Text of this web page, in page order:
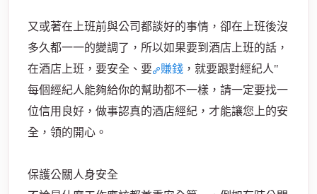
又或著在上班前與公司都談好的事情，卻在上班後沒
多久都一一的變調了，所以如果要到酒店上班的話，
在酒店上班，要安全、要
賺錢 ，就要跟對經紀人"
每個經紀人能夠給你的幫助都不一樣，請一定要找一
位信用良好，做事認真的酒店經紀，才能讓您上的安
全，領的開心。
保護公關人身安全